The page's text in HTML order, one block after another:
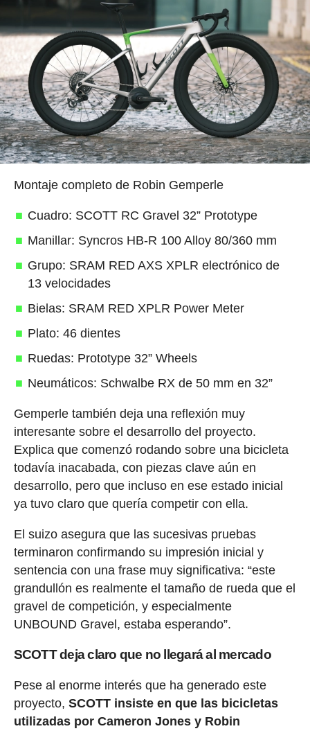
Montaje completo de Robin Gemperle
Cuadro: SCOTT RC Gravel 32” Prototype
Manillar: Syncros HB-R 100 Alloy 80/360 mm
Grupo: SRAM RED AXS XPLR electrónico de
13 velocidades
Bielas: SRAM RED XPLR Power Meter
Plato: 46 dientes
Ruedas: Prototype 32” Wheels
Neumáticos: Schwalbe RX de 50 mm en 32”
Gemperle también deja una reflexión muy
interesante sobre el desarrollo del proyecto.
Explica que comenzó rodando sobre una bicicleta
todavía inacabada, con piezas clave aún en
desarrollo, pero que incluso en ese estado inicial
ya tuvo claro que quería competir con ella.
El suizo asegura que las sucesivas pruebas
terminaron confirmando su impresión inicial y
sentencia con una frase muy significativa: “este
grandullón es realmente el tamaño de rueda que el
gravel de competición, y especialmente
UNBOUND Gravel, estaba esperando”.
SCOTT deja claro que no llegará al mercado
Pese al enorme interés que ha generado este
proyecto, SCOTT insiste en que las bicicletas
utilizadas por Cameron Jones y Robin